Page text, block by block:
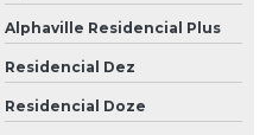
Alphaville Residencial Plus
Residencial Dez
Residencial Doze